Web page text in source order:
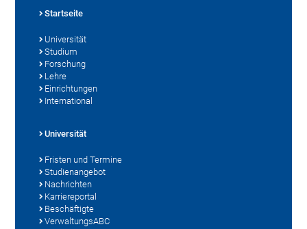
Startseite
Universität
Studium
Forschung
Lehre
Einrichtungen
International
Universität
Fristen und Termine
Studienangebot
Nachrichten
Karriereportal
Beschäftigte
VerwaltungsABC